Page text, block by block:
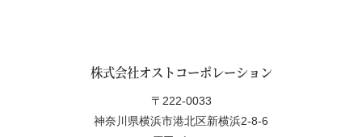
株式会社オストコーポレーション
〒222-0033
神奈川県横浜市港北区新横浜2-8-6